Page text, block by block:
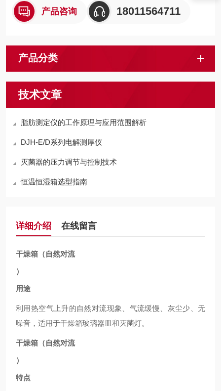
产品咨询 18011564711
产品分类
技术文章
脂肪测定仪的工作原理与应用范围解析
DJH-E/D系列电解测厚仪
灭菌器的压力调节与控制技术
恒温恒湿箱选型指南
详细介绍 在线留言
干燥箱（自然对流
）
用途
利用热空气上升的自然对流现象、气流缓慢、灰尘少、无
噪音，适用于干燥箱玻璃器皿和灭菌灯。
干燥箱（自然对流
）
特点